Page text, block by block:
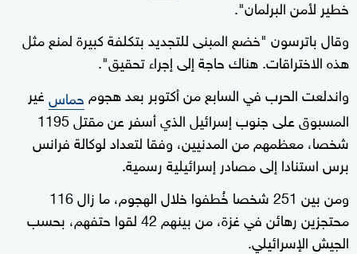
خطير لأمن البرلمان".
وقال باترسون "خضع المبنى للتجديد بتكلفة كبيرة لمنع مثل
هذه الاختراقات. هناك حاجة إلى إجراء تحقيق".
واندلعت الحرب في السابع من أكتوبر بعد هجوم حماسغير
المسبوق على جنوب إسرائيل الذي أسفر عن مقتل 1195
شخصا، معظمهم من المدنيين، وفقا لتعداد لوكالة فرانس
برس استنادا إلى مصادر إسرائيلية رسمية.
ومن بين 251 شخصا خُطفوا خلال الهجوم، ما زال 116
محتجزين رهائن في غزة، من بينهم 42 لقوا حتفهم، بحسب
الجيش الإسرائيلي.